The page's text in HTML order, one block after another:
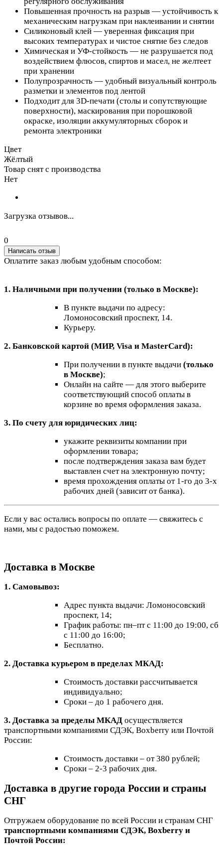
Повышенная прочность на разрыв — устойчивость к
механическим нагрузкам при наклеивании и снятии
Силиконовый клей — уверенная фиксация при
высоких температурах и чистое снятие без следов
Химическая и УФ‑стойкость — не разрушается под
воздействием флюсов, спиртов и масел, не желтеет
при хранении
Полупрозрачность — удобный визуальный контроль
разметки и элементов под лентой
Подходит для 3D‑печати (столы и сопутствующие
поверхности), маскирования при порошковой
окраске, изоляции аккумуляторных сборок и
ремонта электроники
Цвет
Жёлтый
Товар снят с производства
Нет
Загрузка отзывов...
0
Написать отзыв
Оплатите заказ любым удобным способом:
1. Наличными при получении (только в Москве):
В пункте выдачи по адресу:
Ломоносовский проспект, 14.
Курьеру.
2. Банковской картой (МИР, Visa и MasterCard):
При получении в пункте выдачи (только
в Москве);
Онлайн на сайте — для этого выберите
соответствующий способ оплаты в
корзине во время оформления заказа.
3. По счету для юридических лиц:
укажите реквизиты компании при
оформлении товара;
после подтверждения заказа вам будет
выставлен счет на электронную почту;
время прохождения оплаты от 1-го до 3-х
рабочих дней (зависит от банка).
Если у вас остались вопросы по оплате — свяжитесь с
нами, мы с радостью поможем.
Доставка в Москве
1. Самовывоз:
Адрес пункта выдачи: Ломоносовский
проспект, 14;
График работы: пн–пт с 11:00 до 19:00, сб
с 11:00 до 16:00;
Бесплатно.
2. Доставка курьером в пределах МКАД:
Стоимость доставки рассчитывается
индивидуально;
Сроки – до 1 рабочего дня.
3. Доставка за пределы МКАД осуществляется
транспортными компаниями СДЭК, Boxberry или Почтой
России:
Стоимость доставки – от 380 рублей;
Сроки – 2-3 рабочих дня.
Доставка в другие города России и страны
СНГ
Отгружаем оборудование по всей России и странам СНГ
транспортными компаниями СДЭК, Boxberry и
Почтой России: